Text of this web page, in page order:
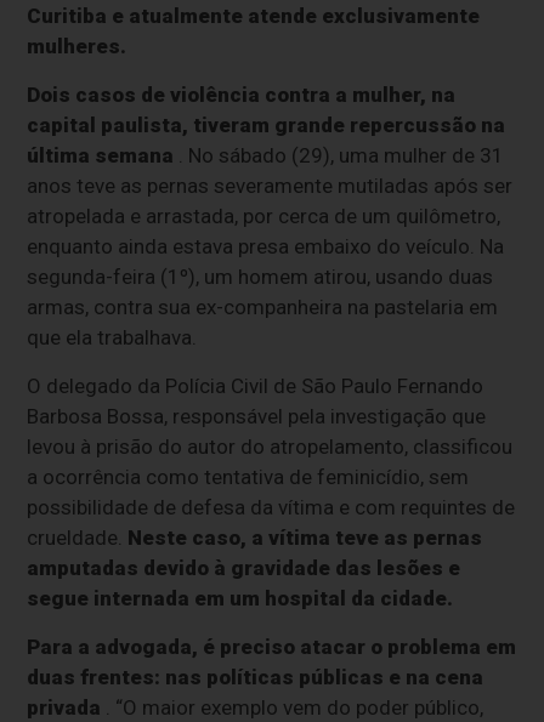
Curitiba e atualmente atende exclusivamente
mulheres.
Dois casos de violência contra a mulher, na
capital paulista, tiveram grande repercussão na
última semana . No sábado (29), uma mulher de 31
anos teve as pernas severamente mutiladas após ser
atropelada e arrastada, por cerca de um quilômetro,
enquanto ainda estava presa embaixo do veículo. Na
segunda-feira (1º), um homem atirou, usando duas
armas, contra sua ex-companheira na pastelaria em
que ela trabalhava.
O delegado da Polícia Civil de São Paulo Fernando
Barbosa Bossa, responsável pela investigação que
levou à prisão do autor do atropelamento, classificou
a ocorrência como tentativa de feminicídio, sem
possibilidade de defesa da vítima e com requintes de
crueldade. Neste caso, a vítima teve as pernas
amputadas devido à gravidade das lesões e
segue internada em um hospital da cidade.
Para a advogada, é preciso atacar o problema em
duas frentes: nas políticas públicas e na cena
privada . “O maior exemplo vem do poder público,